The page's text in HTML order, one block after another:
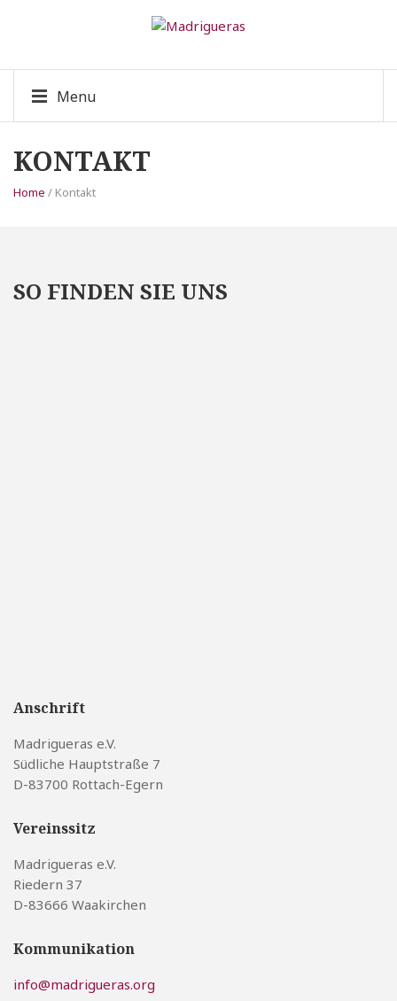
Menu
KONTAKT
Home / Kontakt
SO FINDEN SIE UNS
Anschrift
Madrigueras e.V.
Südliche Hauptstraße 7
D-83700 Rottach-Egern
Vereinssitz
Madrigueras e.V.
Riedern 37
D-83666 Waakirchen
Kommunikation
info@madrigueras.org